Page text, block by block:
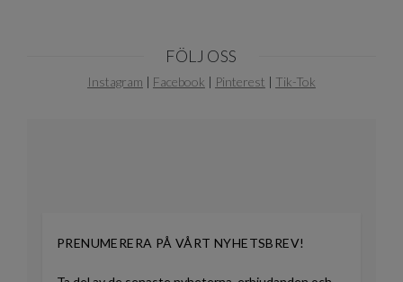
FÖLJ OSS
Instagram | Facebook | Pinterest | Tik-Tok
PRENUMERERA PÅ VÅRT NYHETSBREV!